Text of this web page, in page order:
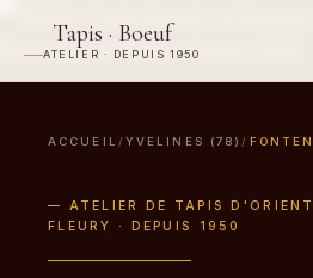
Tapis · Boeuf
ATELIER · DEPUIS 1950
ACCUEIL / YVELINES (78) /
— ATELIER DE TAPIS
FLEURY · DEPUIS 1950